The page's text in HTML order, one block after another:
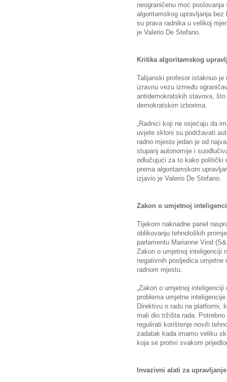
neograničenu moć
algoritamskog upravljanja
su prava radnika u velikoj
je Valerio De Stefano.
Kritika algoritamskog
Talijanski profesor istaknuo
izravnu vezu između
antidemokratskih stavova,
demokratskim izborima.
„Radnici koji ne osjećaju da
uvjete skloni su podržavati
radno mjesto jedan je od
stupanj autonomije i
odlučujući za to kako politički
prema algoritamskom
izjavio je Valerio De Stefano.
Zakon o umjetnoj
Tijekom naknadne panel
oblikovanju tehnoloških
parlamentu Marianne Vind
Zakon o umjetnoj inteligenciji
negativnih posljedica umjetne
radnom mjestu.
„Zakon o umjetnoj
problema umjetne
Direktivu o radu na platformi,
mali dio tržišta rada.
regulirati korištenje novih
zadatak kada imamo veliku
koja se protivi svakom
Invazivni alati za upravljanje